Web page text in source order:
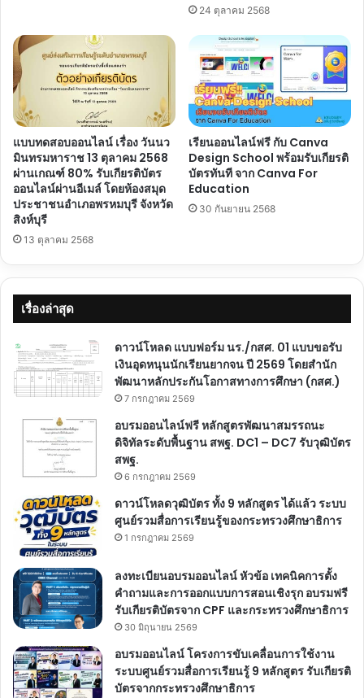
24 ตุลาคม 2568
แบบทดสอบออนไลน์ เรื่อง วันนว
มินทรมหาราช 13 ตุลาคม 2568
ผ่านเกณฑ์ 80% รับเกียรติบัตร
ออนไลน์ผ่านอีเมล์ โดยห้องสมุด
ประชาชนอำเภอพรหมบุรี จังหวัด
สิงห์บุรี
13 ตุลาคม 2568
เรียนออนไลน์ฟรี กับ Canva
Design School พร้อมรับเกียรติ
บัตรทันที จาก Canva For
Education
30 กันยายน 2568
เรื่องล่าสุด
ดาวน์โหลด แบบฟอร์ม นร./กสศ. 01 แบบขอรับ
เงินอุดหนุนนักเรียนยากจน ปี 2569 โดยสำนัก
พัฒนาหลักประกันโอกาสทางการศึกษา (กสศ.)
7 กรกฎาคม 2569
อบรมออนไลน์ฟรี หลักสูตรพัฒนาสมรรถนะ
ดิจิทัลระดับพื้นฐาน สพฐ. DC1 – DC7 รับวุฒิบัตร
สพฐ.
6 กรกฎาคม 2569
ดาวน์โหลดวุฒิบัตร ทั้ง 9 หลักสูตร ได้แล้ว ระบบ
ศูนย์รวมสื่อการเรียนรู้ของกระทรวงศึกษาธิการ
1 กรกฎาคม 2569
ลงทะเบียนอบรมออนไลน์ หัวข้อ เทคนิคการตั้ง
คำถามและการออกแบบการสอนเชิงรุก อบรมฟรี
รับเกียรติบัตรจาก CPF และกระทรวงศึกษาธิการ
30 มิถุนายน 2569
อบรมออนไลน์ โครงการขับเคลื่อนการใช้งาน
ระบบศูนย์รวมสื่อการเรียนรู้ 9 หลักสูตร รับเกียรติ
บัตรจากกระทรวงศึกษาธิการ